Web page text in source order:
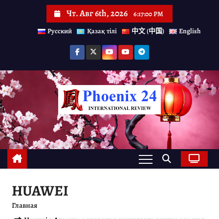
й
т
и
к
с
о
Чт. Авг 6th, 2026
6:17:01 PM
Русский
Қазақ тілі 中文 (中国) English
HUAWEI
Главная